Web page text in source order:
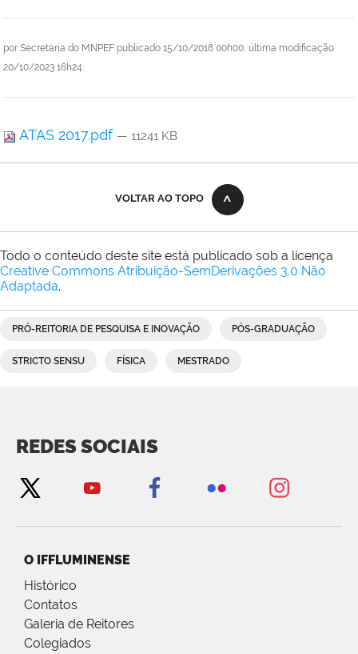
por Secretaria do MNPEF publicado 15/10/2018 00h00, última modificação
20/10/2023 16h24
ATAS 2017.pdf — 11241 KB
VOLTAR AO TOPO
Todo o conteúdo deste site está publicado sob a licença
Creative Commons Atribuição-SemDerivações 3.0 Não
Adaptada.
PRÓ-REITORIA DE PESQUISA E INOVAÇÃO PÓS-GRADUAÇÃO
STRICTO SENSU FÍSICA MESTRADO
REDES SOCIAIS
O IFFLUMINENSE
Histórico
Contatos
Galeria de Reitores
Colegiados